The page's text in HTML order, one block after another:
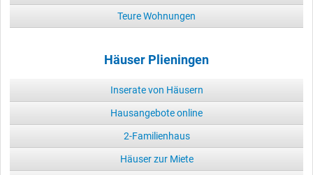
Teure Wohnungen
Häuser Plieningen
Inserate von Häusern
Hausangebote online
2-Familienhaus
Häuser zur Miete